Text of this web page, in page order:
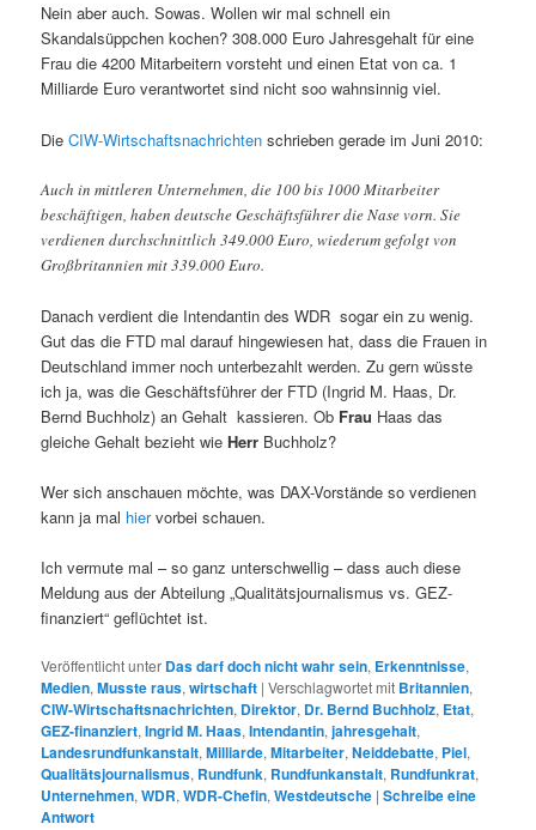
Nein aber auch. Sowas. Wollen wir mal schnell ein
Skandalsüppchen kochen? 308.000 Euro Jahresgehalt für eine
Frau die 4200 Mitarbeitern vorsteht und einen Etat von ca. 1
Milliarde Euro verantwortet sind nicht soo wahnsinnig viel.
DieCIW-Wirtschaftsnachrichten schrieben gerade im Juni 2010:
Auch in mittleren Unternehmen, die 100 bis 1000 Mitarbeiter
beschäftigen, haben deutsche Geschäftsführer die Nase vorn. Sie
verdienen durchschnittlich 349.000 Euro, wiederum gefolgt von
Großbritannien mit 339.000 Euro.
Danach verdient die Intendantin des WDR sogar ein zu wenig.
Gut das die FTD mal darauf hingewiesen hat, dass die Frauen in
Deutschland immer noch unterbezahlt werden. Zu gern wüsste
ich ja, was die Geschäftsführer der FTD (Ingrid M. Haas, Dr.
Bernd Buchholz) an Gehalt kassieren. Ob Frau Haas das
gleiche Gehalt bezieht wieHerr Buchholz?
Wer sich anschauen möchte, was DAX-Vorstände so verdienen
kann ja mal hiervorbei schauen.
Ich vermute mal – so ganz unterschwellig – dass auch diese
Meldung aus der Abteilung „Qualitätsjournalismus vs. GEZ-
finanziert“ geflüchtet ist.
Veröffentlicht unter Das darf doch nicht wahr sein, Erkenntnisse,
Medien,Musste raus,wirtschaft |Verschlagwortet mit Britannien,
CIW-Wirtschaftsnachrichten, Direktor, Dr. Bernd Buchholz, Etat,
GEZ-finanziert,Ingrid M. Haas,Intendantin,jahresgehalt,
Landesrundfunkanstalt,Milliarde,Mitarbeiter,Neiddebatte, Piel,
Qualitätsjournalismus, Rundfunk, Rundfunkanstalt, Rundfunkrat,
Unternehmen,WDR,WDR-Chefin,Westdeutsche |Schreibe eine
Antwort